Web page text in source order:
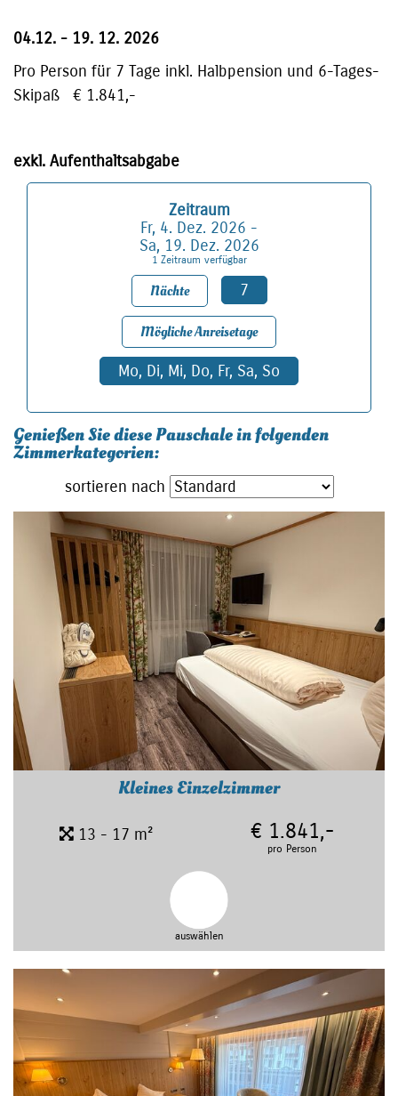
04.12. - 19. 12. 2026
Pro Person für 7 Tage inkl. Halbpension und 6-Tages-
Skipaß € 1.841,-
exkl. Aufenthaltsabgabe
Zeitraum
Fr, 4. Dez. 2026 -
Sa, 19. Dez. 2026
1 Zeitraum verfügbar
Nächte 7
Mögliche Anreisetage
Mo, Di, Mi, Do, Fr, Sa, So
Genießen Sie diese Pauschale in folgenden
Zimmerkategorien:
sortieren nach
Kleines Einzelzimmer
13 - 17 m² € 1.841,-
pro Person
auswählen